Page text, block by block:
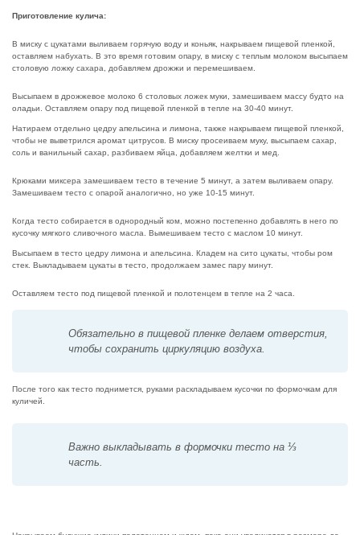
Приготовление кулича:
В миску с цукатами выливаем горячую воду и коньяк, накрываем пищевой пленкой,
оставляем набухать. В это время готовим опару, в миску с теплым молоком высыпаем
столовую ложку сахара, добавляем дрожжи и перемешиваем.
Высыпаем в дрожжевое молоко 6 столовых ложек муки, замешиваем массу будто на
оладьи. Оставляем опару под пищевой пленкой в тепле на 30-40 минут.
Натираем отдельно цедру апельсина и лимона, также накрываем пищевой пленкой,
чтобы не выветрился аромат цитрусов. В миску просеиваем муку, высыпаем сахар,
соль и ванильный сахар, разбиваем яйца, добавляем желтки и мед.
Крюками миксера замешиваем тесто в течение 5 минут, а затем выливаем опару.
Замешиваем тесто с опарой аналогично, но уже 10-15 минут.
Когда тесто собирается в однородный ком, можно постепенно добавлять в него по
кусочку мягкого сливочного масла. Вымешиваем тесто с маслом 10 минут.
Высыпаем в тесто цедру лимона и апельсина. Кладем на сито цукаты, чтобы ром
стек. Выкладываем цукаты в тесто, продолжаем замес пару минут.
Оставляем тесто под пищевой пленкой и полотенцем в тепле на 2 часа.
Обязательно в пищевой пленке делаем отверстия,
чтобы сохранить циркуляцию воздуха.
После того как тесто поднимется, руками раскладываем кусочки по формочкам для
куличей.
Важно выкладывать в формочки тесто на ⅓
часть.